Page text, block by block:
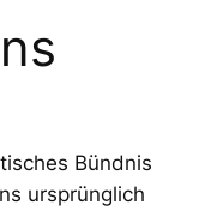
Bündnis
ursprünglich